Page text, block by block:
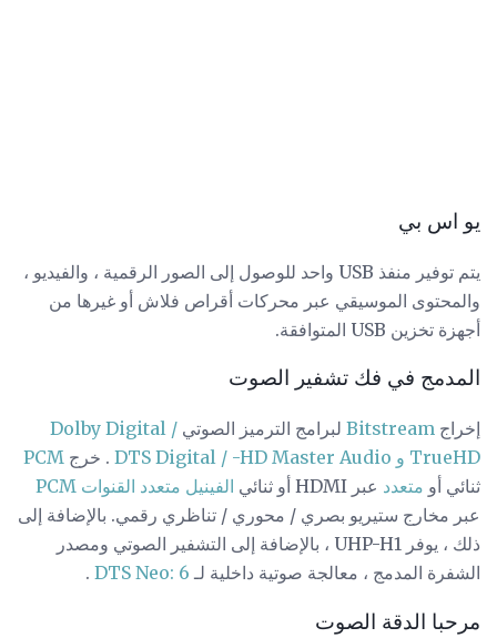
يو اس بي
يتم توفير منفذ USB واحد للوصول إلى الصور الرقمية ، والفيديو ،
والمحتوى الموسيقي عبر محركات أقراص فلاش أو غيرها من
أجهزة تخزين USB المتوافقة.
المدمج في فك تشفير الصوت
إخراج Bitstream لبرامج الترميز الصوتي Dolby Digital /
TrueHD و DTS Digital / -HD Master Audio
. خرج PCM
ثنائي أو متعدد عبر HDMI أو ثنائي
الفينيل متعدد القنوات PCM
عبر مخارج ستيريو بصري / محوري / تناظري رقمي. بالإضافة إلى
ذلك ، يوفر UHP-H1 ، بالإضافة إلى التشفير الصوتي ومصدر
الشفرة المدمج ، معالجة صوتية داخلية لـ DTS Neo: 6
.
مرحبا الدقة الصوت